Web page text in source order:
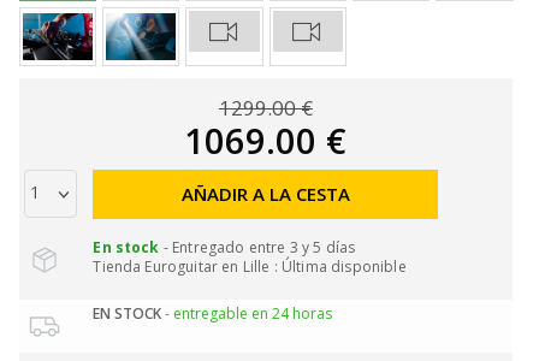
1299.00 €
1069.00 €
AÑADIR A LA CESTA
En stock - Entregado entre 3 y 5 días
Tienda Euroguitar en Lille : Última disponible
EN STOCK- entregable en 24 horas